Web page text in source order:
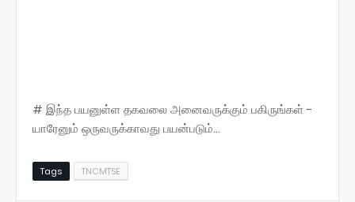
# இந்த பயனுள்ள தகவலை அனைவருக்கும் பகிருங்கள் -
யாரேனும் ஒருவருக்காவது பயன்படும்...
Tags TNCMTSE